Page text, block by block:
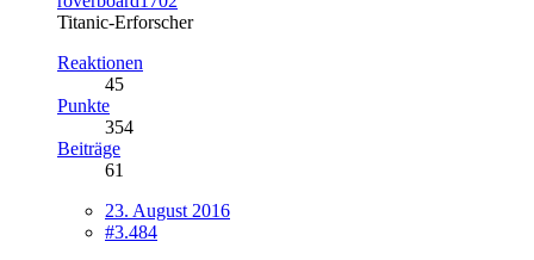
Titanic-Erforscher
Reaktionen
45
Punkte
354
Beiträge
61
23. August 2016
#3.484